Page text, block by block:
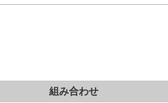
組み合わせ